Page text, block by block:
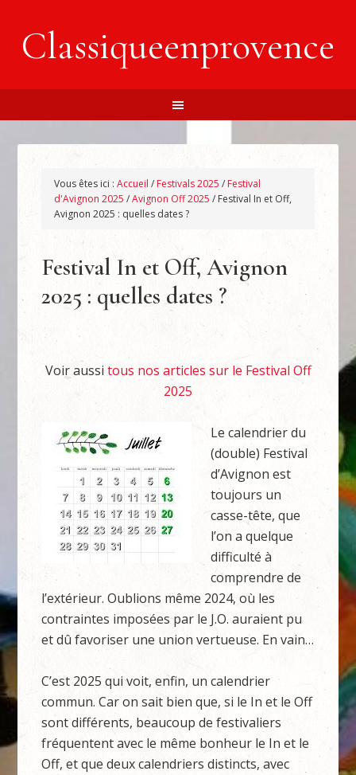
Classiqueenprovence
Vous êtes ici :Accueil / Festivals 2025 / Festival
d'Avignon 2025 /Avignon Off 2025 / Festival In et Off,
Avignon 2025 : quelles dates ?
Festival In et Off, Avignon
2025 : quelles dates ?
Voir aussitous nos articles sur le Festival Off
2025
Le calendrier du
(double) Festival
d’Avignon est
toujours un
casse-tête, que
l’on a quelque
difficulté à
comprendre de
l’extérieur. Oublions même 2024, où les
contraintes imposées par le J.O. auraient pu
et dû favoriser une union vertueuse. En vain…
C’est 2025 qui voit, enfin, un calendrier
commun. Car on sait bien que, si le In et le Off
sont différents, beaucoup de festivaliers
fréquentent avec le même bonheur le In et le
Off, et que deux calendriers distincts, avec